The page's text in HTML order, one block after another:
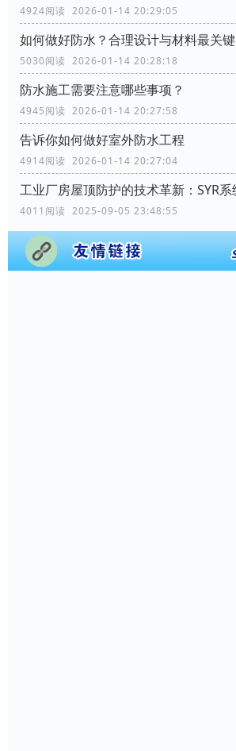
4924阅读 2026-01-14 20:29:05
如何做好防水？合理设计与材料最关键
5030阅读 2026-01-14 20:28:18
防水施工需要注意哪些事项？
4945阅读 2026-01-14 20:27:58
告诉你如何做好室外防水工程
4914阅读 2026-01-14 20:27:04
4011阅读 2025-09-05 23:48:55